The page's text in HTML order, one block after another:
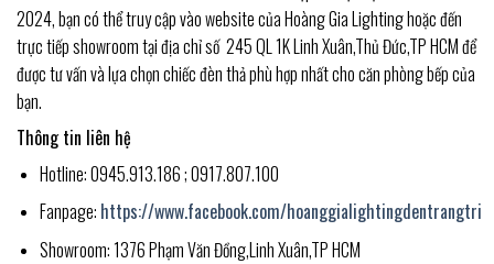
2024, bạn có thể truy cập vào website của Hoàng Gia Lighting hoặc đến
trực tiếp showroom tại địa chỉ số 245 QL 1K Linh Xuân,Thủ Đức,TP HCM để
được tư vấn và lựa chọn chiếc đèn thả phù hợp nhất cho căn phòng bếp của
bạn.
Thông tin liên hệ
Hotline: 0945.913.186 ; 0917.807.100
Fanpage: https://www.facebook.com/hoanggialightingdentrangtri
Showroom: 1376 Phạm Văn Đồng,Linh Xuân,TP HCM